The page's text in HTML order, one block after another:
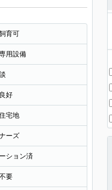
育可
用設備
好
宅地
ーズ
ション済
要